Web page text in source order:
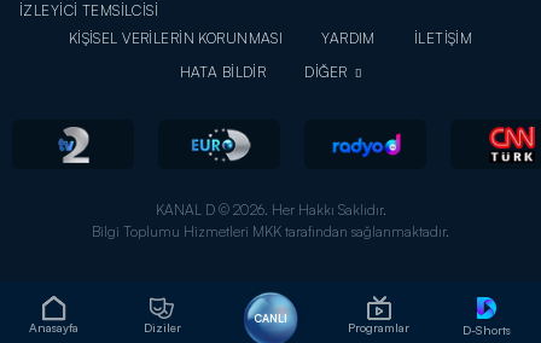
Anasayfa Diziler
CANLI
Programlar D-Shorts
İZLEYİCİ TEMSİLCİSİ
KİŞİSEL VERİLERİN KORUNMASI
YARDIM
İLETİŞİM
HATA BİLDİR
DİĞER
KANAL D © 2026. Her Hakkı Saklıdır.
Bilgi Toplumu Hizmetleri MKK tarafından sağlanmaktadır.